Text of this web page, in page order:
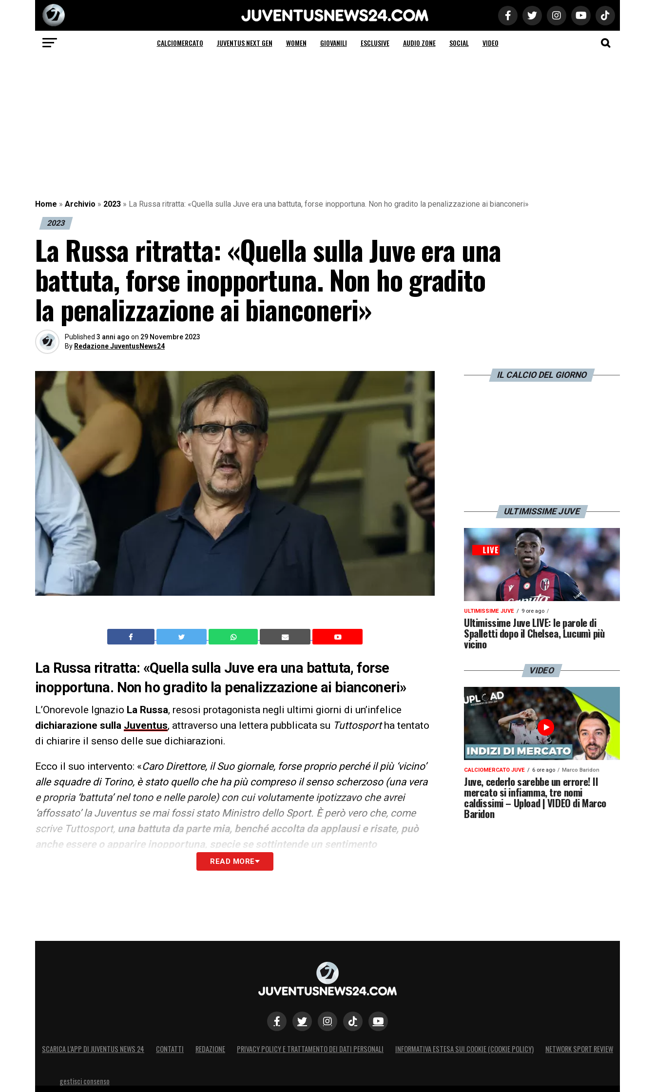
Juventus News 24
CALCIOMERCATO JUVENTUS NEXT GEN WOMEN GIOVANILI ESCLUSIVE AUDIO ZONE SOCIAL VIDEO
Home » Archivio » 2023 » La Russa ritratta: «Quella sulla Juve era una battuta, forse inopportuna. Non ho gradito la penalizzazione ai bianconeri»
2023
La Russa ritratta: «Quella sulla Juve era una
battuta, forse inopportuna. Non ho gradito
la penalizzazione ai bianconeri»
Published 3 anni ago on 29 Novembre 2023
By Redazione JuventusNews24
La Russa ritratta: «Quella sulla Juve era una battuta, forse
inopportuna. Non ho gradito la penalizzazione ai bianconeri»
L’Onorevole Ignazio La Russa, resosi protagonista negli ultimi giorni di un’infelice
dichiarazione sulla Juventus, attraverso una lettera pubblicata su Tuttosportha tentato
di chiarire il senso delle sue dichiarazioni.
Ecco il suo intervento: «Caro Direttore, il Suo giornale, forse proprio perché il più ‘vicino’
alle squadre di Torino, è stato quello che ha più compreso il senso scherzoso (una vera
e propria ‘battuta’ nel tono e nelle parole) con cui volutamente ipotizzavo che avrei
‘affossato’ la Juventus se mai fossi stato Ministro dello Sport. È però vero che, come
scrive Tuttosport, una battuta da parte mia, benché accolta da applausi e risate, può
anche essere o apparire inopportuna, specie se sottintende un sentimento
. Ed è per questo motivo che mi permetto di scriverle, non per pentirmi
calcio – che resta tra i più amati del mondo. Grazie per l’ospitalità».
READ MORE
IL CALCIO DEL GIORNO
ULTIMISSIME JUVE
ULTIMISSIME JUVE 9 ore ago
Ultimissime Juve LIVE: le parole di
Spalletti dopo il Chelsea, Lucumì più
vicino
VIDEO
CALCIOMERCATO JUVE 6 ore ago Marco Baridon
Juve, cederlo sarebbe un errore! Il
mercato si infiamma, tre nomi
caldissimi – Upload | VIDEO di Marco
Baridon
SCARICA L’APP DI JUVENTUS NEWS 24 CONTATTI REDAZIONE PRIVACY POLICY E TRATTAMENTO DEI DATI PERSONALI INFORMATIVA ESTESA SUI COOKIE (COOKIE POLICY) NETWORK SPORT REVIEW
gestisci consenso